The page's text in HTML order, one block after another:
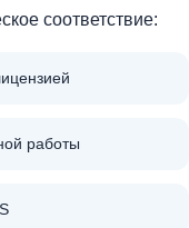
соответствие:
работы